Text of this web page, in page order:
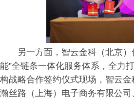
另一方面，智云金科（北京
能”全链条一体化服务体系，全力
构战略合作签约仪式现场，智云
瀚丝路（上海）电子商务有限公